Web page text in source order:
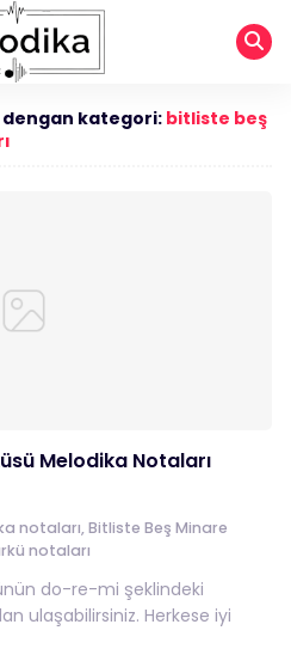
kategori:bitliste beş
Melodika Notaları
notaları, Bitliste Beş Minare
notaları
do-re-mi şeklindeki
ulaşabilirsiniz. Herkese iyi